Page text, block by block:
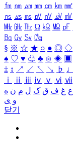
㎙ ㎚ ㎛ ㎜ ㎝ ㎞ ㎟
㎱ ㎲ ㎳ ㎴ ㎵ ㎶ ㎷
㎒ ㎓ ㎔ Ω ㏀ ㏁ ㎊
㏃ ㏉ ㏜ ㏆
§ ※ ☆ ★ ○ ● ◎ ◇
♠ ♡ ♥ ♧ ♣ ⊙ ◈ ▣
‡ ↕ ↗ ↙ ↖ ↘ ♭ ♩
ⅰ
ⅱ ⅲ ⅳ ⅴ ⅵ ⅶ
ع غ ف ق ک ل م ن ه
و ی
닫기